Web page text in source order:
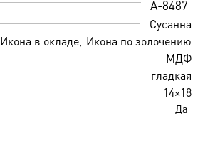
A-8487
Сусанна
Икона в окладе Икона по золочению
МДФ
гладкая
14×18
Да